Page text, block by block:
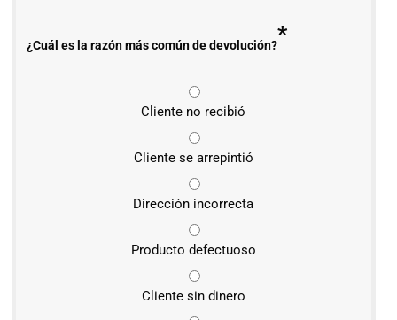
¿Cuál es la razón más común de devolución?*
Cliente no recibió
Cliente se arrepintió
Dirección incorrecta
Producto defectuoso
Cliente sin dinero